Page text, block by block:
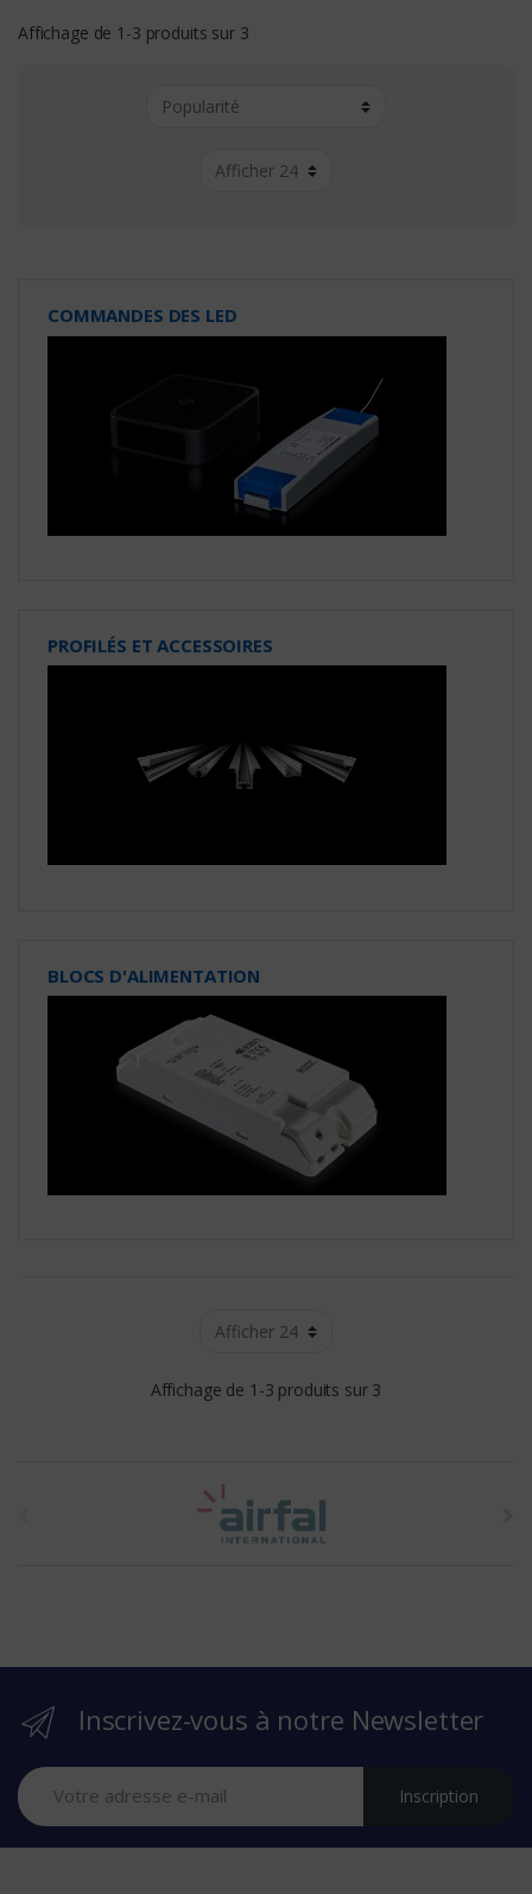
Affichage de 1-3 produits sur 3
COMMANDES DES LED
PROFILÉS ET ACCESSOIRES
BLOCS D'ALIMENTATION
Affichage de 1-3 produits sur 3
r
Inscrivez-vous à notre Newsletter
Inscription